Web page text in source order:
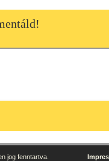
jog fenntartva.